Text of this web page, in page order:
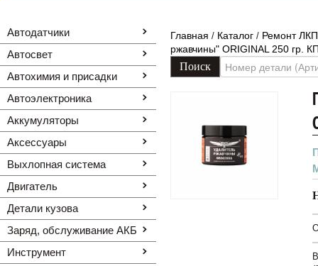
Автодатчики
Автосвет
Автохимия и присадки
Автоэлектроника
Аккумуляторы
Аксессуары
Выхлопная система
Двигатель
Детали кузова
Заряд, обслуживание АКБ
Инструмент
Главная / Каталог / Ремонт ЛКП
ржавчины" ORIGINAL 250 гр.